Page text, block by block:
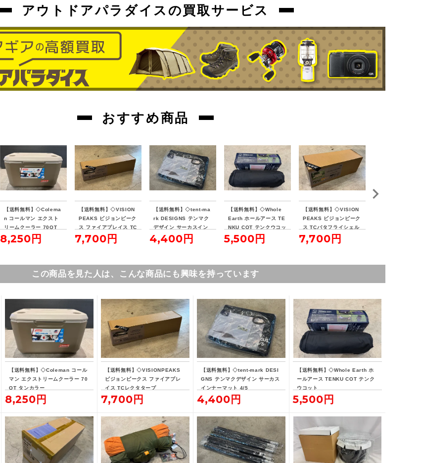
アウトドアパラダイスの買取サービス
おすすめ商品
【送料無料】◇Colema
n コールマン エクスト
リームクーラー 70QT
タンカラー
8,250円
【送料無料】◇VISION
PEAKS ビジョンピーク
ス ファイアプレイス TC
レクタタープ
7,700円
【送料無料】◇tent-ma
rk DESIGNS テンマク
デザイン サーカスイン
ナーマット 4/5
4,400円
【送料無料】◇Whole
Earth ホールアース TE
NKU COT テンクウコッ
ト
5,500円
【送料無料】◇VISION
PEAKS ビジョンピーク
ス TCバタフライシェル
ターSOLO
7,700円
この商品を見た人は、こんな商品にも興味を持っています
【送料無料】◇Coleman コール
マン エクストリームクーラー 70
QT タンカラー
8,250円
【送料無料】◇VISIONPEAKS
ビジョンピークス ファイアプレ
イス TCレクタタープ
7,700円
【送料無料】◇tent-mark DESI
GNS テンマクデザイン サーカス
インナーマット 4/5
4,400円
【送料無料】◇Whole Earth ホ
ールアース TENKU COT テンク
ウコット
5,500円